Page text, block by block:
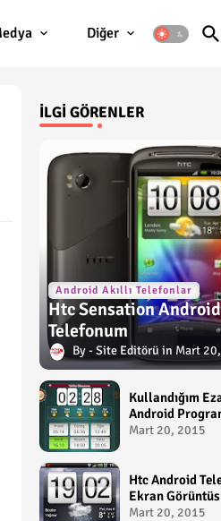
Diğer
İLGI GÖRENLER
Android Akıllı Telefonlar
Htc Sensation
Telefonum
Site Editörü Mart
Kullandığım
Android
Mart 20, 2015
Htc Android
Ekran
Mart 20, 2015